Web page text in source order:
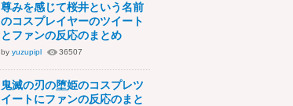
尊みを感じて桜井という名前
のコスプレイヤーのツイート
とファンの反応のまとめ
by yuzupipl 36507
鬼滅の刃の堕姫のコスプレツ
イートにファンの反応のまと